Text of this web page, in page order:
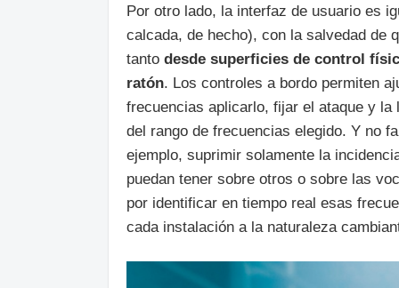
Por otro lado, la interfaz de usuario es
calcada, de hecho), con la salvedad de
tanto desde superficies de control
ratón. Los controles a bordo permiten
frecuencias aplicarlo, fijar el ataque y
del rango de frecuencias elegido. Y no
ejemplo, suprimir solamente la
puedan tener sobre otros o sobre las
por identificar en tiempo real esas
cada instalación a la naturaleza